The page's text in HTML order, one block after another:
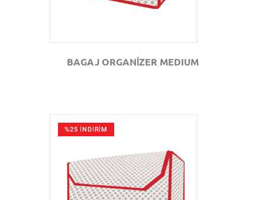
BAGAJ ORGANİZER MEDIUM
%25 İNDİRİM
GÖZAT